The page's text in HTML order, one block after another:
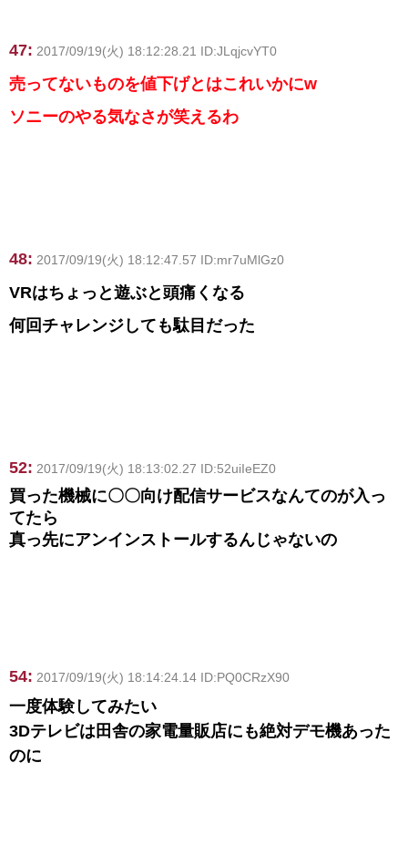
47: 2017/09/19(火) 18:12:28.21 ID:JLqjcvYT0
売ってないものを値下げとはこれいかにw
ソニーのやる気なさが笑えるわ
48: 2017/09/19(火) 18:12:47.57 ID:mr7uMlGz0
VRはちょっと遊ぶと頭痛くなる
何回チャレンジしても駄目だった
52: 2017/09/19(火) 18:13:02.27 ID:52uiIeEZ0
買った機械に〇〇向け配信サービスなんてのが入っ
てたら
真っ先にアンインストールするんじゃないの
54: 2017/09/19(火) 18:14:24.14 ID:PQ0CRzX90
一度体験してみたい
3Dテレビは田舎の家電量販店にも絶対デモ機あった
のに